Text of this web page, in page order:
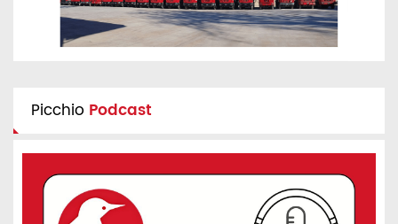
Picchio Podcast